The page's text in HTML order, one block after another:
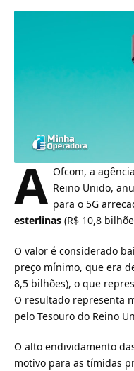
A Ofcom, a
Reino Unido,
para o 5G
esterlinas (R$ 10,8
O valor é considerado
preço mínimo, que era
8,5 bilhões), o que
O resultado representa
pelo Tesouro do Reino
O alto endividamento
motivo para as tímidas